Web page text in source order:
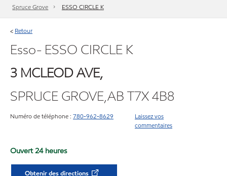
Spruce Grove
ESSO CIRCLE K
< Retour
Esso- ESSO CIRCLE K
3 MCLEOD AVE,
SPRUCE GROVE,AB T7X 4B8
Numéro de téléphone : 780-962-8629
Laissez vos
commentaires
Ouvert 24 heures
Obtenir des directions